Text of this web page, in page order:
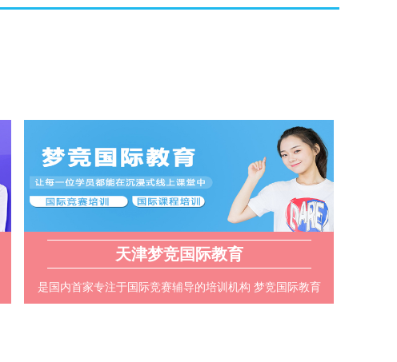
天津梦竞国际教育
是国内首家专注于国际竞赛辅导的培训机构 梦竞国际教育